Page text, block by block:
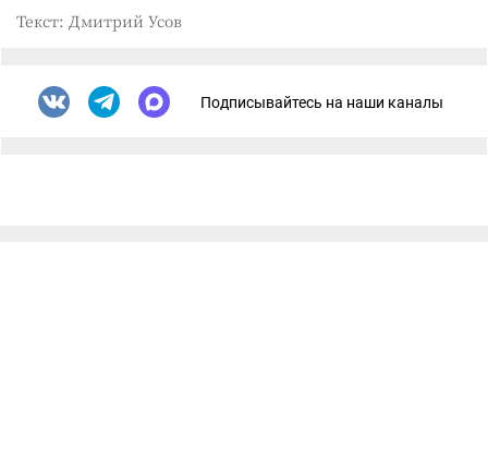
Текст: Дмитрий Усов
Подписывайтесь на наши каналы